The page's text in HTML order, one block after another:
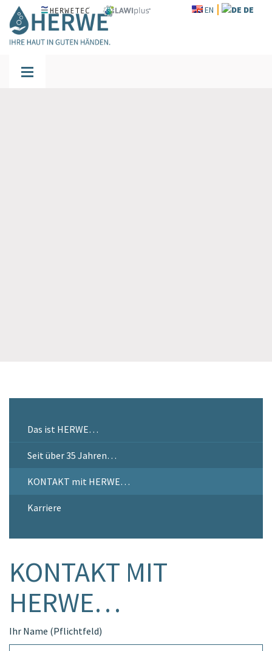
EN DE
Das ist HERWE…
Seit über 35 Jahren…
KONTAKT mit HERWE…
Karriere
KONTAKT MIT
HERWE…
Ihr Name (Pflichtfeld)